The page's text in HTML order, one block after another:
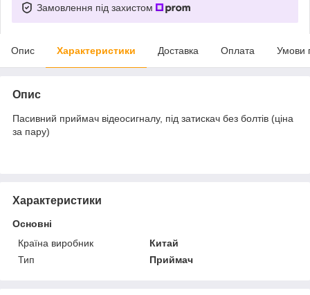
Замовлення під захистом
Опис Характеристики Доставка Оплата Умови
Опис
Пасивний приймач відеосигналу, під затискач без болтів (ціна
за пару)
Характеристики
Основні
Країна виробник
Китай
Тип
Приймач